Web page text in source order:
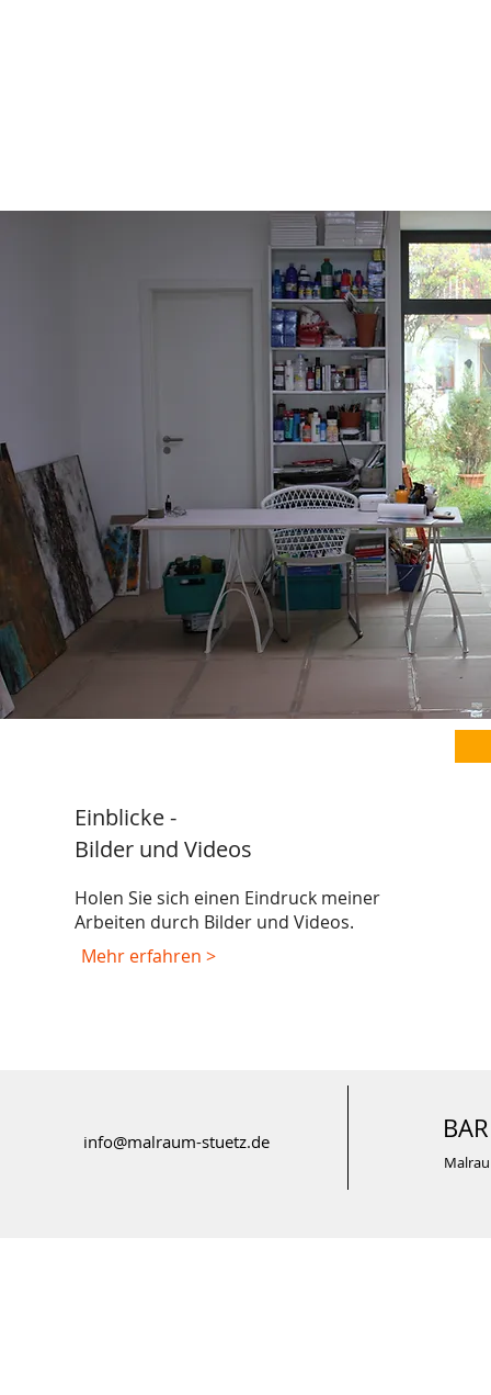
Einblicke-
Bilder und Videos
Holen Sie sich einen Eindruck meiner
Arbeiten durch Bilder und Videos.
Mehr erfahren >
info@malraum-stuetz.de